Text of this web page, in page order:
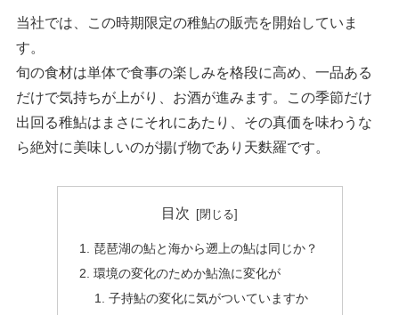
当社では、この時期限定の稚鮎の販売を開始していま
す。
旬の食材は単体で食事の楽しみを格段に高め、一品ある
だけで気持ちが上がり、お酒が進みます。この季節だけ
出回る稚鮎はまさにそれにあたり、その真価を味わうな
ら絶対に美味しいのが揚げ物であり天麩羅です。
目次
琵琶湖の鮎と海から遡上の鮎は同じか？
環境の変化のためか鮎漁に変化が
子持鮎の変化に気がついていますか